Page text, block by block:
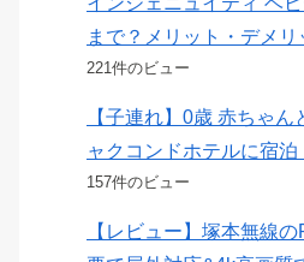
まで？メリット・デメリ
221件のビュー
【子連れ】0歳 赤ちゃ
ャクコンドホテルに宿泊
157件のビュー
【レビュー】塚本無線